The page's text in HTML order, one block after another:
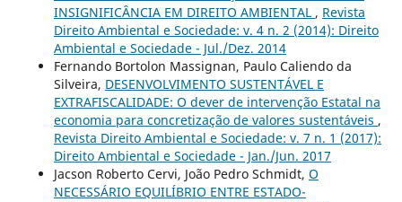
INSIGNIFICÂNCIA EM DIREITO AMBIENTAL , Revista
Direito Ambiental e Sociedade: v. 4 n. 2 (2014): Direito
Ambiental e Sociedade - Jul./Dez. 2014
Fernando Bortolon Massignan, Paulo Caliendo da
Silveira, DESENVOLVIMENTO SUSTENTÁVEL E
EXTRAFISCALIDADE: O dever de intervenção Estatal na
economia para concretização de valores sustentáveis ,
Revista Direito Ambiental e Sociedade: v. 7 n. 1 (2017):
Direito Ambiental e Sociedade - Jan./Jun. 2017
Jacson Roberto Cervi, João Pedro Schmidt, O
NECESSÁRIO EQUILÍBRIO ENTRE ESTADO-